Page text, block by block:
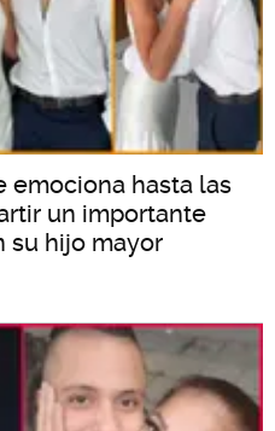
emociona hasta las
un importante
su hijo mayor